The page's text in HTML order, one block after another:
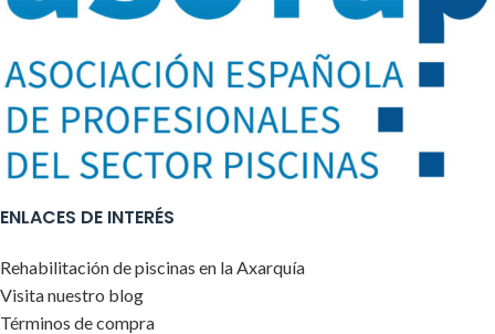
ENLACES DE INTERÉS
Rehabilitación de piscinas en la Axarquía
Visita nuestro blog
Términos de compra